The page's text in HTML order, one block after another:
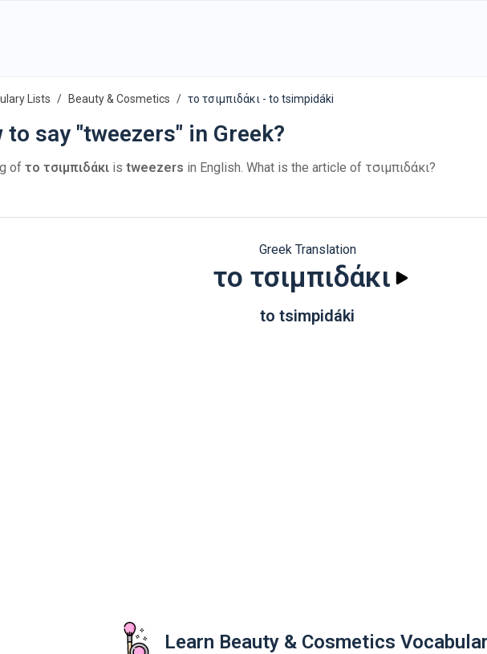
Lists Beauty & Cosmetics το τσιμπιδάκι - to tsimpidáki
to say "tweezers" in Greek?
of το τσιμπιδάκι is tweezers in English. What is the article of τσιμπιδάκι?
Greek Translation
το τσιμπιδάκι
to tsimpidáki
Learn Beauty & Cosmetics